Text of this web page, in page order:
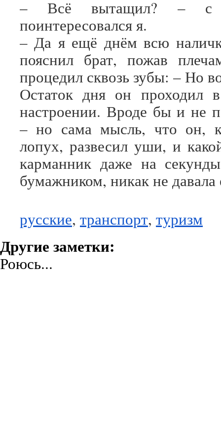
– Всё вытащил? – с
поинтересовался я.
– Да я ещё днём всю
пояснил брат, пожав
процедил сквозь зубы: – Но
Остаток дня он проходил
настроении. Вроде бы и не
– но сама мысль, что он,
лопух, развесил уши, и
карманник даже на
бумажником, никак не давала
русские, транспорт, туризм
Другие заметки:
Роюсь...